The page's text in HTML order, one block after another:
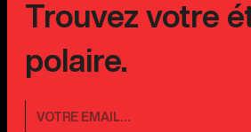
Trouvez votre
polaire.